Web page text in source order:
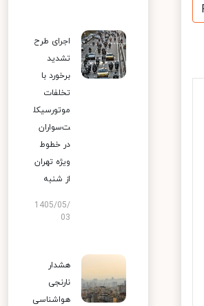
اجرای طرح
تشدید
برخورد با
تخلفات
موتورسیکل
ت‌سواران
در خطوط
ویژه تهران
از شنبه
1405/05/
03
هشدار
نارنجی
هواشناسی